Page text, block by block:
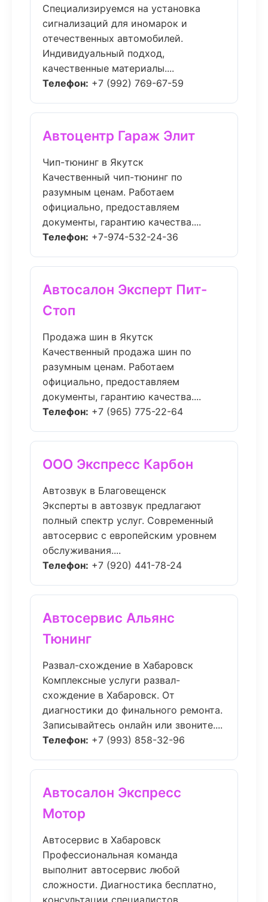
Специализируемся на установка
сигнализаций для иномарок и
отечественных автомобилей.
Индивидуальный подход,
качественные материалы....
Телефон: +7 (992) 769-67-59
Автоцентр Гараж Элит
Чип-тюнинг в Якутск
Качественный чип-тюнинг по
разумным ценам. Работаем
официально, предоставляем
документы, гарантию качества....
Телефон: +7-974-532-24-36
Автосалон Эксперт Пит-
Стоп
Продажа шин в Якутск
Качественный продажа шин по
разумным ценам. Работаем
официально, предоставляем
документы, гарантию качества....
Телефон: +7 (965) 775-22-64
ООО Экспресс Карбон
Автозвук в Благовещенск
Эксперты в автозвук предлагают
полный спектр услуг. Современный
автосервис с европейским уровнем
обслуживания....
Телефон: +7 (920) 441-78-24
Автосервис Альянс
Тюнинг
Развал-схождение в Хабаровск
Комплексные услуги развал-
схождение в Хабаровск. От
диагностики до финального ремонта.
Записывайтесь онлайн или звоните....
Телефон: +7 (993) 858-32-96
Автосалон Экспресс
Мотор
Автосервис в Хабаровск
Профессиональная команда
выполнит автосервис любой
сложности. Диагностика бесплатно,
консультации специалистов....